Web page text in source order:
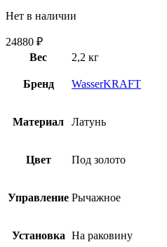
Нет в наличии
24880 ₽
Вес
2,2 кг
Бренд WasserKRAFT
Материал Латунь
Цвет Под золото
Управление Рычажное
Установка На раковину